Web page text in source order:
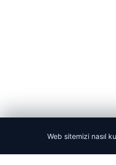
© 2026 Gazete
Web sitemizi nasıl